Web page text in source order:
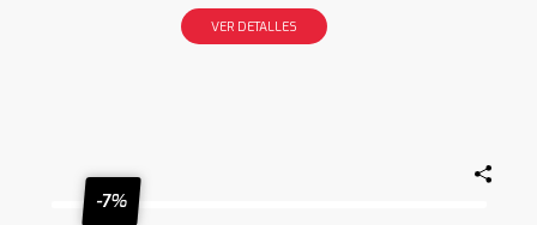
VER DETALLES
-7%